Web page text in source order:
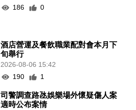
186
0
酒店營運及餐飲職業配對會本月下
旬舉行
2026-08-06 15:42
190
1
司警調查路氹娛樂場外懷疑傷人案
適時公布案情